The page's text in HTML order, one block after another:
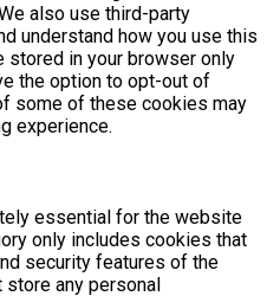
also use third-party
understand how you use this
in your browser only
the option to opt-out of
some of these cookies may
experience.
essential for the website
only includes cookies that
security features of the
any personal